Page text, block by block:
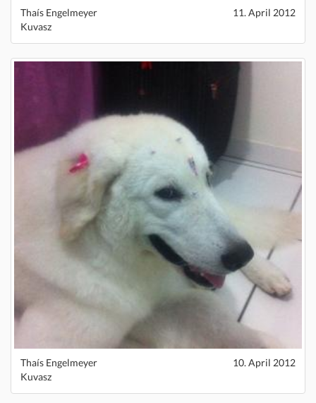
Thaís Engelmeyer
11. April 2012
Kuvasz
Thaís Engelmeyer
10. April 2012
Kuvasz